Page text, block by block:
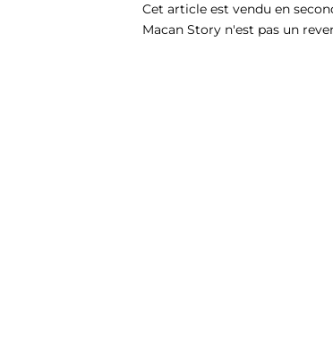
Cet article est vendu en
Macan Story n'est pas un